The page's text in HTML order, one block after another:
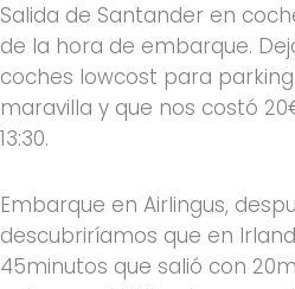
Salida de Santander en
de la hora de embarque.
coches lowcost para
maravilla y que nos costó
13:30.
Embarque en Airlingus,
descubriríamos que en
45minutos que salió con